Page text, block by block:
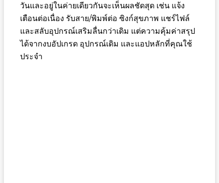
วันและอยู่ในค่ายเดียวกันจะเห็นผลชัดสุด เช่น แจ้ง
เตือนต่อเนื่อง รับสาย/พิมพ์ต่อ ซิงก์สุขภาพ แชร์ไฟล์
และสลับอุปกรณ์เสริมลื่นกว่าเดิม แต่ความคุ้มค่าสรุป
ได้จากงบอัปเกรด อุปกรณ์เดิม และแอปหลักที่คุณใช้
ประจำ